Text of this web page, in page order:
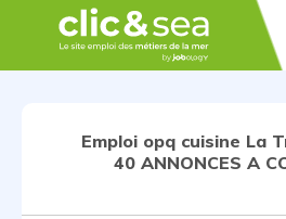
Emploi opq cuisine La
40 ANNONCES A